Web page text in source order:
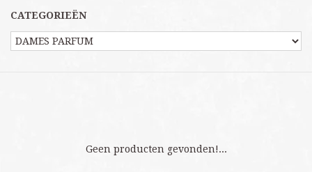
CATEGORIEËN
Geen producten gevonden!...